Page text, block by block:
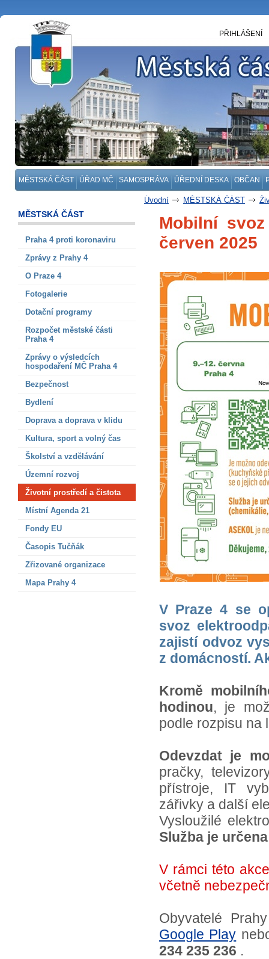
MĚSTSKÁ ČÁST ÚŘAD MČ SAMOSPRÁVA ÚŘEDNÍ DESKA OBČAN
PŘIHLÁŠENÍ
Úvodní MĚSTSKÁ ČÁST
MĚSTSKÁ ČÁST
Praha 4 proti koronaviru
Zprávy z Prahy 4
O Praze 4
Fotogalerie
Dotační programy
Rozpočet městské části
Praha 4
Zprávy o výsledcích
hospodaření MČ Praha 4
Bezpečnost
Bydlení
Doprava a doprava v klidu
Kultura, sport a volný čas
Školství a vzdělávání
Územní rozvoj
Životní prostředí a čistota
Místní Agenda 21
Fondy EU
Časopis Tučňák
Zřizované organizace
Mapa Prahy 4
Mobilní
červen 2025
V Praze 4 se
svoz
zajistí odvoz
z domácností.
Kromě
hodinou, je
podle rozpisu na
Odevzdat je
pračky,
přístroje, IT
zářivky a další
Vysloužilé
Služba je
V rámci této
včetně
Obyvatelé
Google Play
234 235 236 .